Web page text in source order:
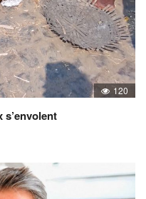
120
s’envolent